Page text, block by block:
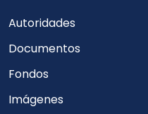
Autoridades
Documentos
Fondos
Imágenes